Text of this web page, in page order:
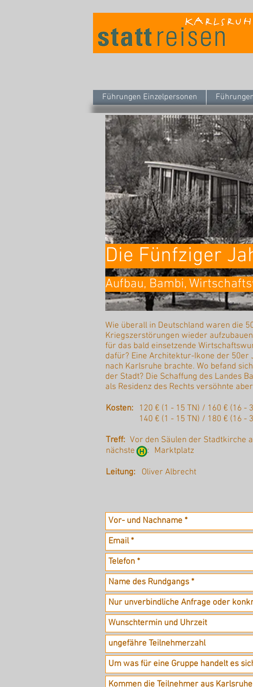
Führungen Einzelpersonen
Die Fünfziger
Aufbau, Bambi,
Wie überall in Deutschland waren die
Kriegszerstörungen wieder
für das bald einsetzende
dafür? Eine Architektur-Ikone der
nach Karlsruhe brachte. Wo befand
der Stadt? Die Schaffung des Landes
als Residenz des Rechts versöhnte
Kosten:
120 € (1 - 15 TN) / 160 € (16 -
140 € (1 - 15 TN) / 180 € (16 -
Treff: Vor den Säulen der Stadtkirche
nächste : Marktplatz
Leitung: Oliver Albrecht